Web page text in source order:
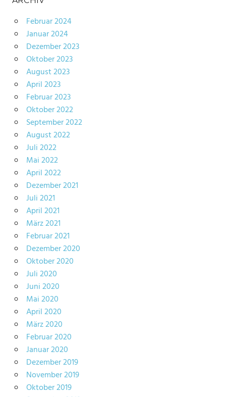
Februar 2024
Januar 2024
Dezember 2023
Oktober 2023
August 2023
April 2023
Februar 2023
Oktober 2022
September 2022
August 2022
Juli 2022
Mai 2022
April 2022
Dezember 2021
Juli 2021
April 2021
März 2021
Februar 2021
Dezember 2020
Oktober 2020
Juli 2020
Juni 2020
Mai 2020
April 2020
März 2020
Februar 2020
Januar 2020
Dezember 2019
November 2019
Oktober 2019